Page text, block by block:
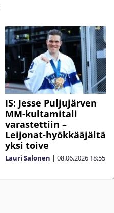
IS: Jesse Puljujärven
MM-kultamitali
varastettiin –
Leijonat-hyökkääjältä
yksi toive
Lauri Salonen | 08.06.2026 18:55